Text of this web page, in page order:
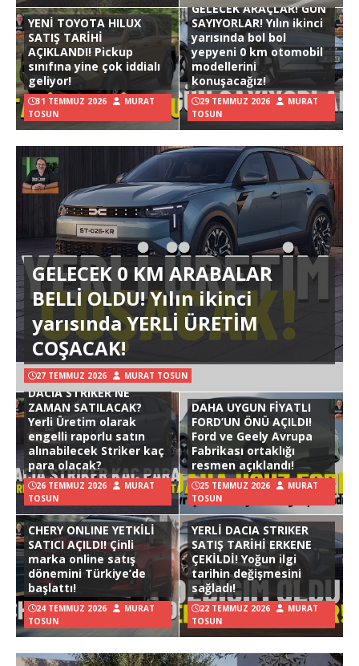
YENİ TOYOTA HILUX
SATIŞ TARİHİ
AÇIKLANDI! Pickup
sınıfına yine çok iddialı
geliyor!
31 TEMMUZ 2026
MURAT
TOSUN
GELECEK ARAÇLAR! GÜN
SAYIYORLAR! Yılın ikinci
yarısında bol bol
yepyeni 0 km otomobil
modellerini
konuşacağız!
29 TEMMUZ 2026
MURAT
TOSUN
GELECEK 0 KM ARABALAR
BELLİ OLDU! Yılın ikinci
yarısında YERLİ ÜRETİM
COŞACAK!
27 TEMMUZ 2026 MURAT TOSUN
DACIA STRIKER NE
ZAMAN SATILACAK?
Yerli Üretim olarak
engelli raporlu satın
alınabilecek Striker kaç
para olacak?
26 TEMMUZ 2026
MURAT
TOSUN
DAHA UYGUN FİYATLI
FORD’UN ÖNÜ AÇILDI!
Ford ve Geely Avrupa
Fabrikası ortaklığı
resmen açıklandı!
25 TEMMUZ 2026
MURAT
TOSUN
CHERY ONLINE YETKİLİ
SATICI AÇILDI! Çinli
marka online satış
dönemini Türkiye’de
başlattı!
24 TEMMUZ 2026
MURAT
TOSUN
YERLİ DACIA STRIKER
SATIŞ TARİHİ ERKENE
ÇEKİLDİ! Yoğun ilgi
tarihin değişmesini
sağladı!
22 TEMMUZ 2026
MURAT
TOSUN